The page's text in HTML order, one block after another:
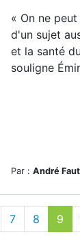
« On ne
d'un sujet
et la santé
souligne
Par : André
7 8 9